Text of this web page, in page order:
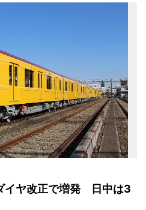
イヤ改正で増発 日中は3